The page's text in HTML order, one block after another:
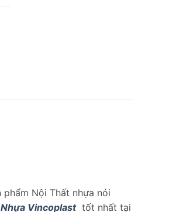
Nội Thất nhựa nói
Nhựa Vincoplasttốt nhất tại